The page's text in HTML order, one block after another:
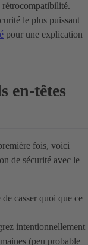
le plus puissant
pour une explication
en-têtes
fois, voici
de sécurité avec le
casser quoi que ce
intentionnellement
(peu probable